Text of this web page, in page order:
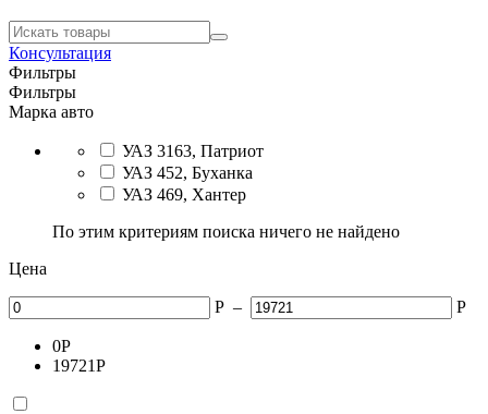
Консультация
Фильтры
Фильтры
Марка авто
УАЗ 3163, Патриот
УАЗ 452, Буханка
УАЗ 469, Хантер
По этим критериям поиска ничего не найдено
Цена
Р – Р
0Р
19721Р